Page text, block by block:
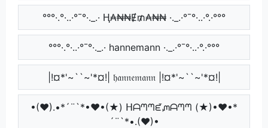
°°°·.°·..·°¯°·._.· Ⱨ₳₦₦Ɇ₥₳₦₦ ·._.·°¯°·..·°.·°°°
°°°·.°·..·°¯°·._.· hannemann ·._.·°¯°·..·°.·°°°
|!¤*'~``~'*¤!| 𝔥𝔞𝔫𝔫𝔢𝔪𝔞𝔫𝔫 |!¤*'~``~'*¤!|
•(♥).•*´¨`*•♥•(★) ᕼᗩᘉᘉᘿᘻᗩᘉᘉ (★)•♥•*
´¨`*•.(♥)•